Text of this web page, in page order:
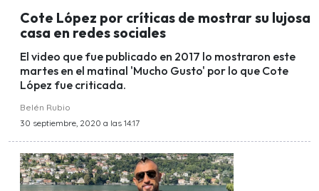
Cote López por críticas de mostrar su lujosa
casa en redes sociales
El video que fue publicado en 2017 lo mostraron este
martes en el matinal 'Mucho Gusto' por lo que Cote
López fue criticada.
Belén Rubio
30 septiembre, 2020 a las 14:17